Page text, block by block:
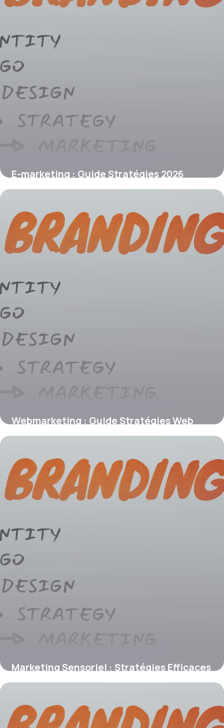
E-marketing : Guide Stratégies 2026
16 juin 2026
Webmarketing : Guide Stratégies Web
2026
Marketing Sensoriel : Stratégies Efficaces
2026